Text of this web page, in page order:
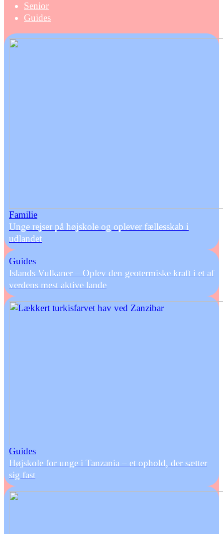
Senior
Guides
Familie
Unge rejser på højskole og oplever fællesskab i
udlandet
Guides
Islands Vulkaner – Oplev den geotermiske kraft i et af
verdens mest aktive lande
Guides
Højskole for unge i Tanzania – et ophold, der sætter
sig fast